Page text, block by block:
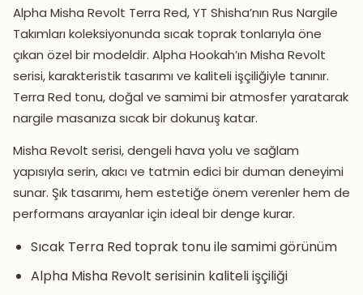
Alpha Misha Revolt Terra Red, YT Shisha’nın Rus Nargile
Takımları koleksiyonunda sıcak toprak tonlarıyla öne
çıkan özel bir modeldir. Alpha Hookah’ın Misha Revolt
serisi, karakteristik tasarımı ve kaliteli işçiliğiyle tanınır.
Terra Red tonu, doğal ve samimi bir atmosfer yaratarak
nargile masanıza sıcak bir dokunuş katar.
Misha Revolt serisi, dengeli hava yolu ve sağlam
yapısıyla serin, akıcı ve tatmin edici bir duman deneyimi
sunar. Şık tasarımı, hem estetiğe önem verenler hem de
performans arayanlar için ideal bir denge kurar.
Sıcak Terra Red toprak tonu ile samimi görünüm
Alpha Misha Revolt serisinin kaliteli işçiliği